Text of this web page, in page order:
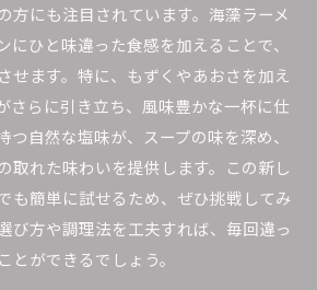
方にも注目されています。海藻ラーメ
にひと味違った食感を加えることで、
せます。特に、もずくやあおさを加え
さらに引き立ち、風味豊かな一杯に仕
つ自然な塩味が、スープの味を深め、
取れた味わいを提供します。この新し
も簡単に試せるため、ぜひ挑戦してみ
び方や調理法を工夫すれば、毎回違っ
とができるでしょう。